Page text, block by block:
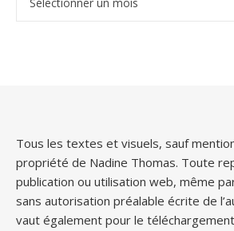
Tous les textes et visuels, sauf
propriété de Nadine Thomas. Toute
publication ou utilisation web, même
sans autorisation préalable écrite de
vaut également pour le